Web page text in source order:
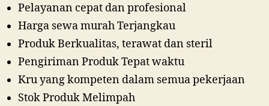
Pelayanan cepat dan profesional
Harga sewa murah Terjangkau
Produk Berkualitas, terawat dan steril
Pengiriman Produk Tepat waktu
Kru yang kompeten dalam semua pekerjaan
Stok Produk Melimpah